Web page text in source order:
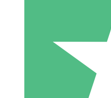
10